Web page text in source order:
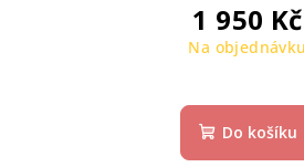
1 950 Kč
Na objednávku
Do košíku